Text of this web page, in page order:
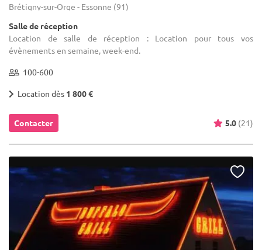
Brétigny-sur-Orge - Essonne (91)
Salle de réception
Location de salle de réception : Location pour tous vos
évènements en semaine, week-end.
100-600
Location dès 1 800 €
Contacter 5.0 (21)